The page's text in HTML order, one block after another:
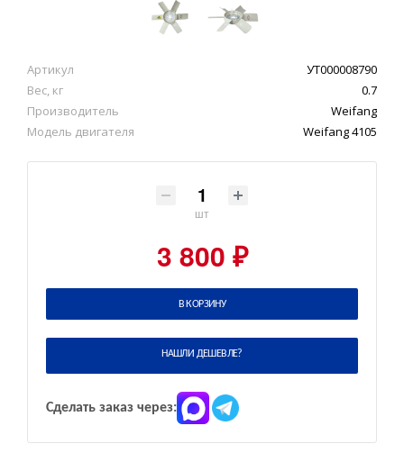
Артикул
УТ000008790
Вес, кг
0.7
Производитель
Weifang
Модель двигателя
Weifang 4105
шт
3 800 ₽
В КОРЗИНУ
НАШЛИ ДЕШЕВЛЕ?
Сделать заказ через: